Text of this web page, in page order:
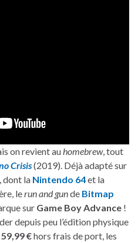
on revient au homebrew, tout
Crisis(2019). Déjà adapté sur
dont la Nintendo 64et la
lerun and gunde Bitmap
sur Game Boy Advance !
depuis peu l’édition physique
59,99 €hors frais de port, les